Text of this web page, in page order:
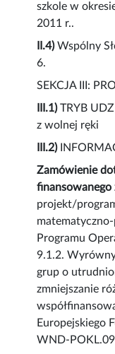
szkole w
2011 r..
II.4)Wspólny
6.
SEKCJA III:
III.1)TRYB
z wolnej ręki
III.2)
Zamówienie
projekt/
Programu
9.1.2.
grup o
zmniejszanie
Europejskiego
WND-